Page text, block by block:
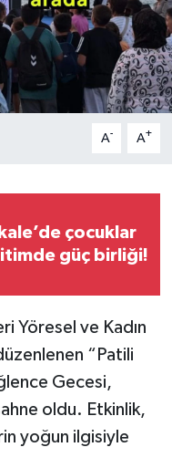
A- A+
çocuklar
güç birliği!
Yöresel ve Kadın
“Patili
Gecesi,
oldu. Etkinlik,
yoğun ilgisiyle